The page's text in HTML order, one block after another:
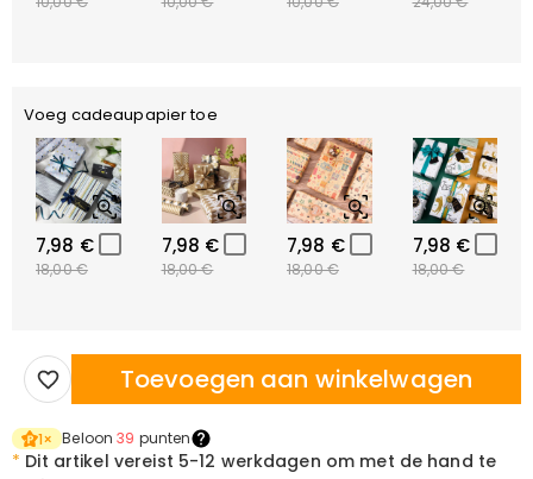
Voeg cadeaupapier toe
7,98 €
18,00 €
7,98 €
18,00 €
7,98 €
18,00 €
7,98 €
18,00 €
Toevoegen aan winkelwagen
1× Beloon39 punten
* Dit artikel vereist 5-12 werkdagen om met de hand te